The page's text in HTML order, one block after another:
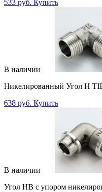
533 руб. Купить
В наличии
Никелированный Угол Н
638 руб. Купить
В наличии
Угол НВ с упором